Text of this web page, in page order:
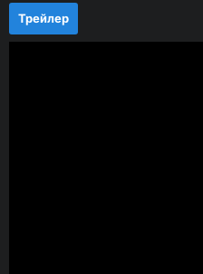
Трейлер